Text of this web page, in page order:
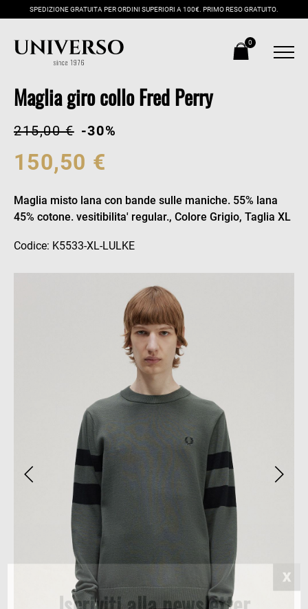
SPEDIZIONE GRATUITA PER ORDINI SUPERIORI A 100€. PRIMO RESO GRATUITO.
0
Maglia giro collo Fred Perry
215,00 € -30%
150,50 €
Maglia misto lana con bande sulle maniche. 55% lana
45% cotone. vesitibilita' regular., Colore Grigio, Taglia XL
Codice: K5533-XL-LULKE